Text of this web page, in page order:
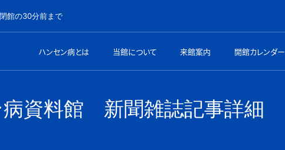
館の30分前まで
ハンセン病とは 当館について 来館案内 開館カレンダー
病資料館 新聞雑誌記事詳細